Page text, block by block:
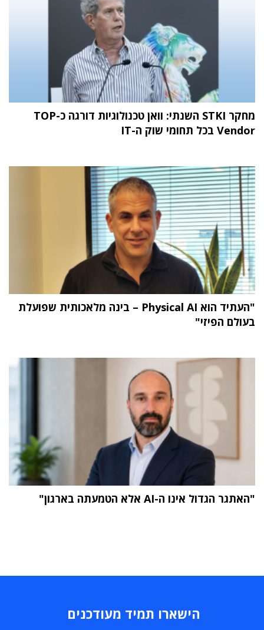
מחקר STKI השנתי: וואן טכנולוגיות דורגה כ-TOP
Vendor בכל תחומי שוק ה-IT
"העתיד הוא Physical AI – בינה מלאכותית שפועלת
בעולם הפיזי"
"האתגר הגדול אינו ה-AI אלא הטמעתה בארגון"
הישארו תמיד מעודכנים